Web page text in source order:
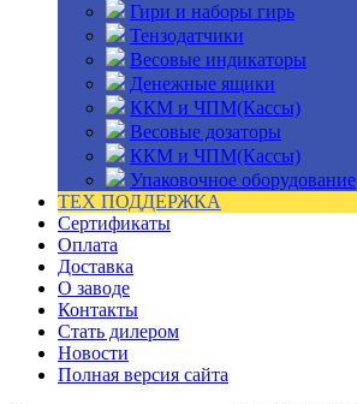
Гири и наборы гирь
Тензодатчики
Весовые индикаторы
Денежные ящики
ККМ и ЧПМ(Кассы)
Весовые дозаторы
ККМ и ЧПМ(Кассы)
Упаковочное оборудование
ТЕХ ПОДДЕРЖКА
Сертификаты
Оплата
Доставка
О заводе
Контакты
Стать дилером
Новости
Полная версия сайта